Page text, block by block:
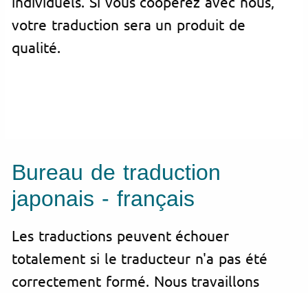
votre traduction sera un produit de
qualité.
Bureau de traduction
japonais - français
Les traductions peuvent échouer
totalement si le traducteur n'a pas été
correctement formé. Nous travaillons